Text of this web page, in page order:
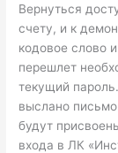
Вернуться
счету, и к
кодовое слово
перешлет
текущий
выслано
будут
входа в ЛК